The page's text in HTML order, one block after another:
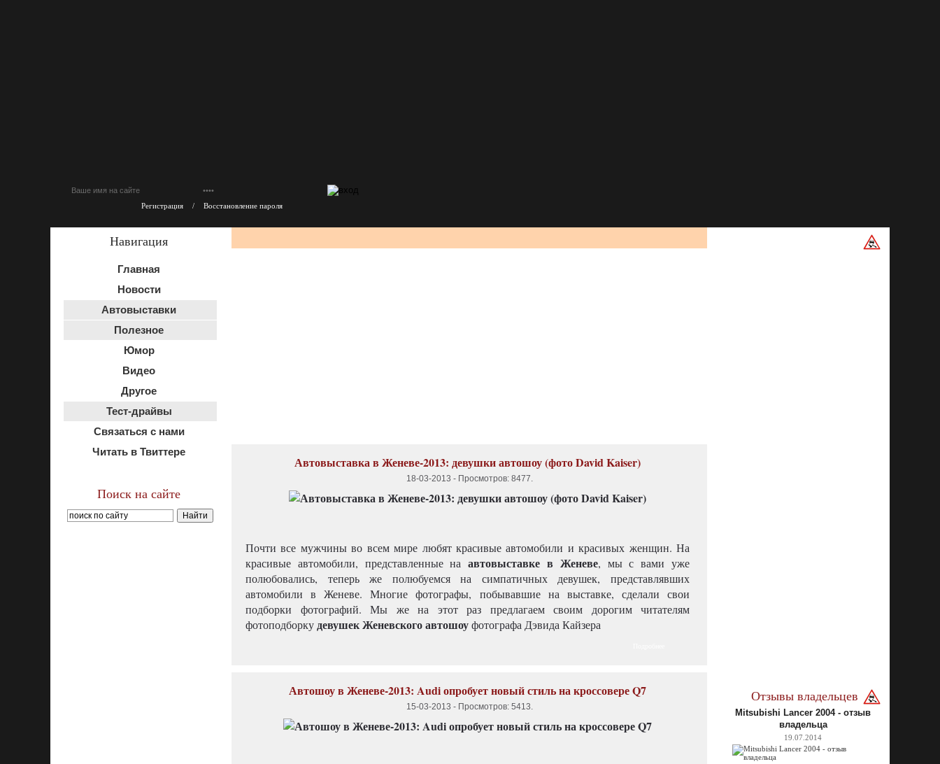
Регистрация / Восстановление пароля
Навигация
Главная
Новости
Автовыставки
Полезное
Юмор
Видео
Другое
Тест-драйвы
Связаться с нами
Читать в Твиттере
Поиск на сайте
Автовыставка в Женеве-2013: девушки автошоу (фото David Kaiser)
18-03-2013 - Просмотров: 8477.
Почти все мужчины во всем мире любят красивые автомобили и красивых женщин. На
красивые автомобили, представленные наавтовыставке в Женеве, мы с вами уже
полюбовались, теперь же полюбуемся на симпатичных девушек, представлявших
автомобили в Женеве. Многие фотографы, побывавшие на выставке, сделали свои
подборки фотографий. Мы же на этот раз предлагаем своим дорогим читателям
фотоподборкудевушек Женевского автошоуфотографа Дэвида Кайзера
Автошоу в Женеве-2013: Audi опробует новый стиль на кроссовере Q7
15-03-2013 - Просмотров: 5413.
Отзывы владельцев
Mitsubishi Lancer 2004 - отзыв
владельца
19.07.2014